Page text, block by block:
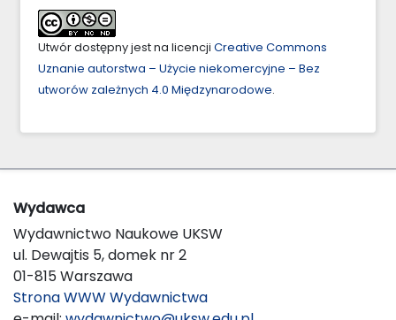
Utwór dostępny jest na licencji Creative Commons
Uznanie autorstwa – Użycie niekomercyjne – Bez
utworów zależnych 4.0 Międzynarodowe.
Wydawca
Wydawnictwo Naukowe UKSW
ul. Dewajtis 5, domek nr 2
01-815 Warszawa
Strona WWW Wydawnictwa